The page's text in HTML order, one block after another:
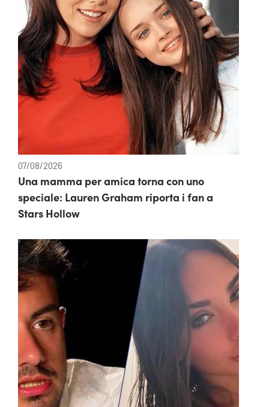
07/08/2026
Una mamma per amica torna con uno
speciale: Lauren Graham riporta i fan a
Stars Hollow